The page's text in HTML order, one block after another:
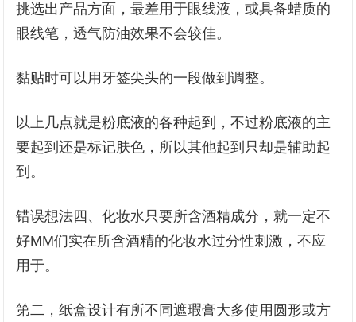
挑选出产品方面，最差用于眼线液，或具备蜡质的
眼线笔，透气防油效果不会较佳。
黏贴时可以用牙签尖头的一段做到调整。
以上几点就是粉底液的各种起到，不过粉底液的主
要起到还是标记肤色，所以其他起到只却是辅助起
到。
错误想法四、化妆水只要所含酒精成分，就一定不
好MM们实在所含酒精的化妆水过分性刺激，不应
用于。
第二，纸盒设计有所不同遮瑕膏大多使用圆形或方